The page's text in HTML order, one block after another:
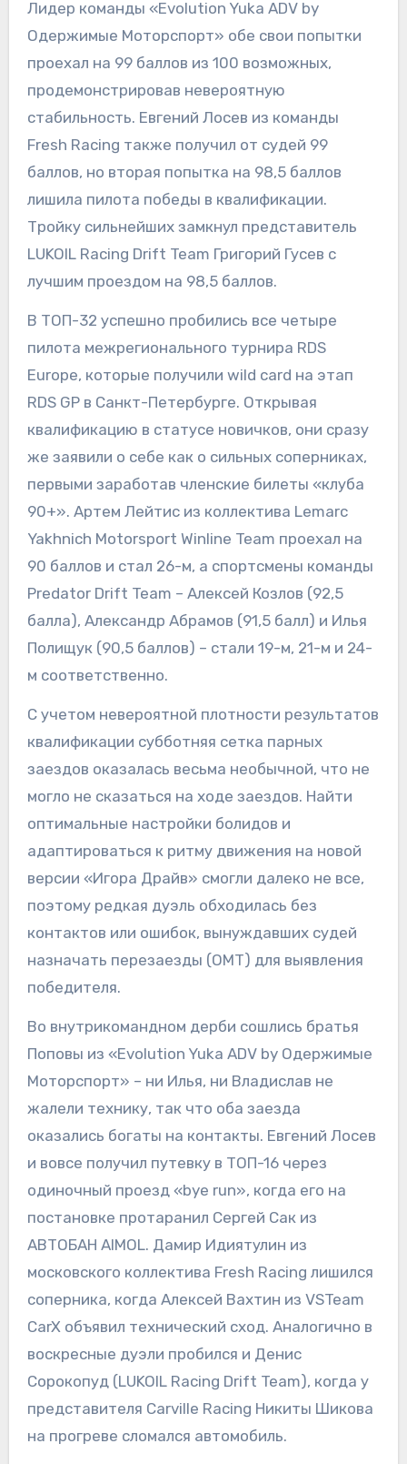
Лидер команды «Evolution Yuka ADV by
Одержимые Моторспорт» обе свои попытки
проехал на 99 баллов из 100 возможных,
продемонстрировав невероятную
стабильность. Евгений Лосев из команды
Fresh Racing также получил от судей 99
баллов, но вторая попытка на 98,5 баллов
лишила пилота победы в квалификации.
Тройку сильнейших замкнул представитель
LUKOIL Racing Drift Team Григорий Гусев с
лучшим проездом на 98,5 баллов.
В ТОП-32 успешно пробились все четыре
пилота межрегионального турнира RDS
Europe, которые получили wild card на этап
RDS GP в Санкт-Петербурге. Открывая
квалификацию в статусе новичков, они сразу
же заявили о себе как о сильных соперниках,
первыми заработав членские билеты «клуба
90+». Артем Лейтис из коллектива Lemarc
Yakhnich Motorsport Winline Team проехал на
90 баллов и стал 26-м, а спортсмены команды
Predator Drift Team – Алексей Козлов (92,5
балла), Александр Абрамов (91,5 балл) и Илья
Полищук (90,5 баллов) – стали 19-м, 21-м и 24-
м соответственно.
С учетом невероятной плотности результатов
квалификации субботняя сетка парных
заездов оказалась весьма необычной, что не
могло не сказаться на ходе заездов. Найти
оптимальные настройки болидов и
адаптироваться к ритму движения на новой
версии «Игора Драйв» смогли далеко не все,
поэтому редкая дуэль обходилась без
контактов или ошибок, вынуждавших судей
назначать перезаезды (ОМТ) для выявления
победителя.
Во внутрикомандном дерби сошлись братья
Поповы из «Evolution Yuka ADV by Одержимые
Моторспорт» – ни Илья, ни Владислав не
жалели технику, так что оба заезда
оказались богаты на контакты. Евгений Лосев
и вовсе получил путевку в ТОП-16 через
одиночный проезд «bye run», когда его на
постановке протаранил Сергей Сак из
АВТОБАН AIMOL. Дамир Идиятулин из
московского коллектива Fresh Racing лишился
соперника, когда Алексей Вахтин из VSTeam
CarX объявил технический сход. Аналогично в
воскресные дуэли пробился и Денис
Сорокопуд (LUKOIL Racing Drift Team), когда у
представителя Carville Racing Никиты Шикова
на прогреве сломался автомобиль.